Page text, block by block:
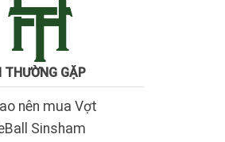
GẶP
nên mua Vợt
Sinsham